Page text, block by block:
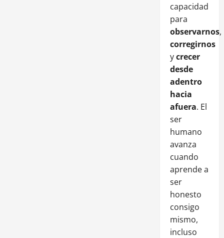
capacidad
para
observarnos,
corregirnos
ycrecer
desde
adentro
hacia
afuera. El
ser
humano
avanza
cuando
aprende a
ser
honesto
consigo
mismo,
incluso